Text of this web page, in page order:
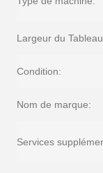
Largeur du
Condition:
Nom de marque:
Services